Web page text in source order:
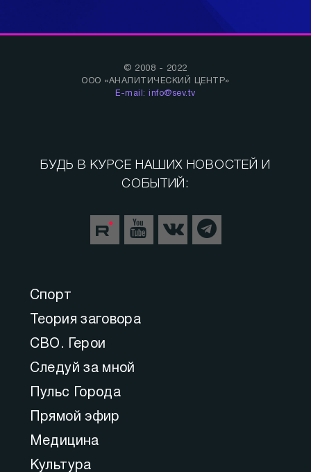
© 2008 - 2022
ООО «АНАЛИТИЧЕСКИЙ ЦЕНТР»
E-mail: info@sev.tv
Спорт
Теория заговора
СВО. Герои
Следуй за мной
Пульс Города
Прямой эфир
Медицина
Культура
БУДЬ В КУРСЕ НАШИХ НОВОСТЕЙ И
СОБЫТИЙ: